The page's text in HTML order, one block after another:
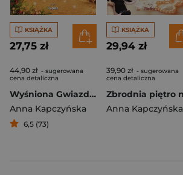
KSIĄŻKA
27,75 zł
44,90 zł - sugerowana
cena detaliczna
Wyśniona Gwiazdka
Anna Kapczyńska
6,5 (73)
KSIĄŻKA
29,94 zł
39,90 zł - sugerowana
cena detaliczna
Anna Kapczyńska